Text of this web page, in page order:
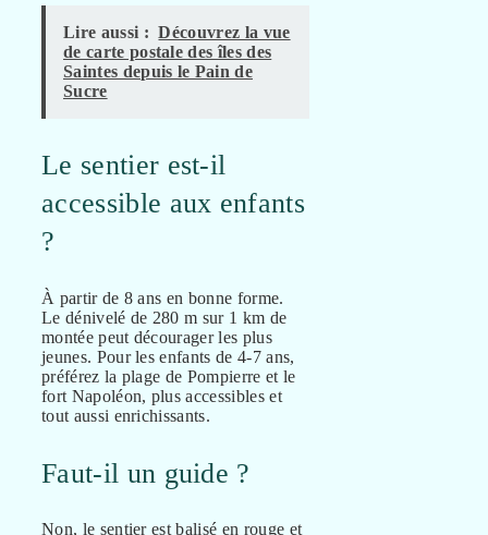
Lire aussi : Découvrez la vue
de carte postale des îles des
Saintes depuis le Pain de
Sucre
Le sentier est-il
accessible aux enfants
?
À partir de 8 ans en bonne forme.
Le dénivelé de 280 m sur 1 km de
montée peut décourager les plus
jeunes. Pour les enfants de 4-7 ans,
préférez la plage de Pompierre et le
fort Napoléon, plus accessibles et
tout aussi enrichissants.
Faut-il un guide ?
Non, le sentier est balisé en rouge et